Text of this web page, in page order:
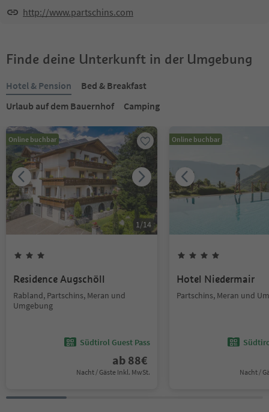
http://www.partschins.com
Finde deine Unterkunft in der Umgebung
Hotel & Pension
Bed & Breakfast
Urlaub auf dem Bauernhof
Camping
Online buchbar
1/14
Residence Augschöll
Rabland, Partschins, Meran und
Umgebung
Südtirol Guest Pass
ab 88€
Nacht / Gäste Inkl. MwSt.
Online buchbar
Hotel Niedermair
Partschins, Meran und
Nacht /